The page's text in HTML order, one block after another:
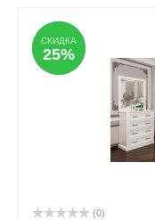
СКИДКА
25%
СКИДКА
25%
(0)